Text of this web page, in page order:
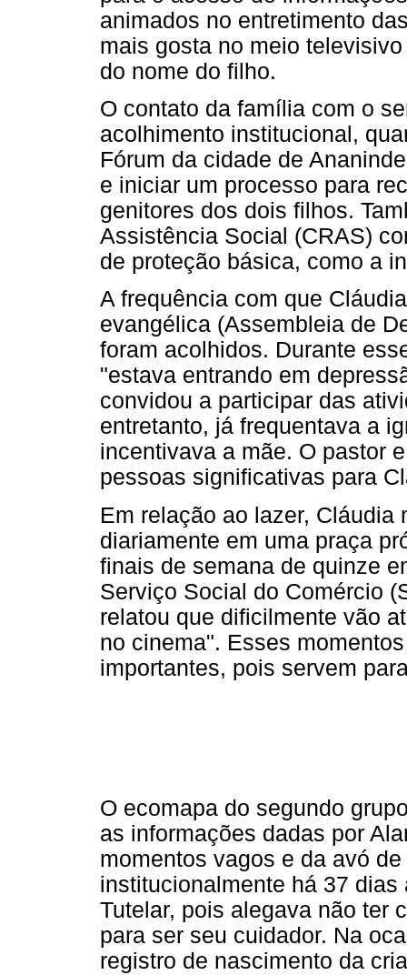
animados no entretimento
mais gosta no meio
do nome do filho.
O contato da família com o
acolhimento institucional,
Fórum da cidade de
e iniciar um processo para
genitores dos dois filhos.
Assistência Social (CRAS)
de proteção básica, como a
A frequência com que
evangélica (Assembleia de
foram acolhidos. Durante
"estava entrando em
convidou a participar das
entretanto, já frequentava a
incentivava a mãe. O pastor
pessoas significativas para
Em relação ao lazer,
diariamente em uma praça
finais de semana de quinze
Serviço Social do Comércio
relatou que dificilmente vão
no cinema". Esses
importantes, pois servem
O ecomapa do segundo
as informações dadas por
momentos vagos e da avó
institucionalmente há 37
Tutelar, pois alegava não ter
para ser seu cuidador. Na
registro de nascimento da